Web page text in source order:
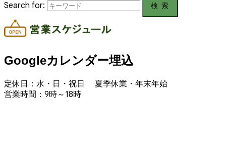
Search for:
Googleカレンダー埋込
定休日：水・日・祝日 夏季休業・年末年始
営業時間：9時～18時